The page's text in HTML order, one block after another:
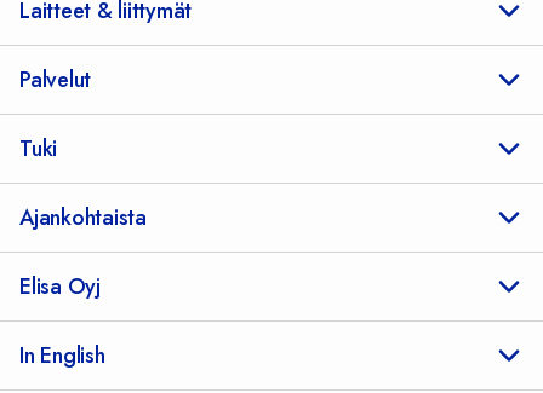
Laitteet & liittymät
Palvelut
Tuki
Ajankohtaista
Elisa Oyj
In English